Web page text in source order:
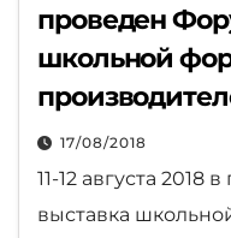
проведен
школьной
17/08/2018
11-12 августа
выставка